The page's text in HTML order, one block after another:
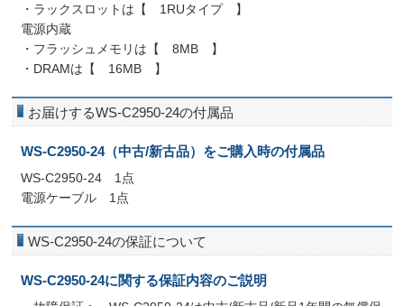
・ラックスロットは【 1RUタイプ 】
電源内蔵
・フラッシュメモリは【 8MB 】
・DRAMは【 16MB 】
お届けするWS-C2950-24の付属品
WS-C2950-24（中古/新古品）をご購入時の付属品
WS-C2950-24 1点
電源ケーブル 1点
WS-C2950-24の保証について
WS-C2950-24に関する保証内容のご説明